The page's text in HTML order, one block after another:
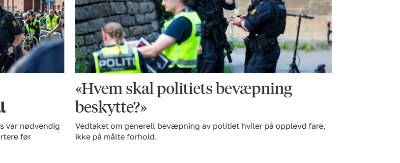
var nødvendig
før
«Hvem skal politiets bevæpning
beskytte?»
Vedtaket om generell bevæpning av politiet hviler på opplevd fare,
ikke på målte forhold.